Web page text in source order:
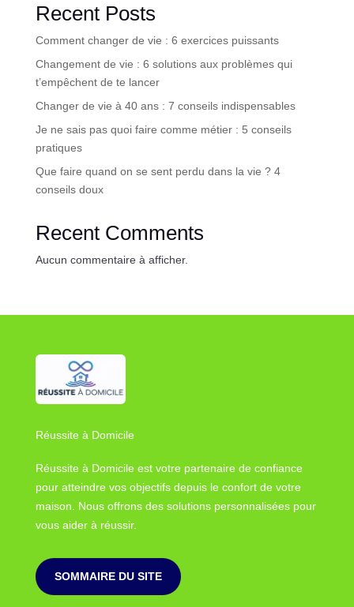
Recent Posts
Comment changer de vie : 6 exercices puissants
Changement de vie : 6 solutions aux problèmes qui
t’empêchent de te lancer
Changer de vie à 40 ans : 7 conseils indispensables
Je ne sais pas quoi faire comme métier : 5 conseils
pratiques
Que faire quand on se sent perdu dans la vie ? 4
conseils doux
Recent Comments
Aucun commentaire à afficher.
Réussite à Domicile
Réussite à Domicile est votre partenaire de confiance
pour atteindre vos objectifs depuis le confort de votre
maison. Nous offrons des solutions personnalisées pour
vous aider à réussir.
SOMMAIRE DU SITE